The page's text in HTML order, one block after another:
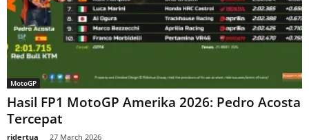
MotoGP
Hasil FP1 MotoGP Amerika 2026: Pedro Acosta
Tercepat
ridertua 27 March 2026